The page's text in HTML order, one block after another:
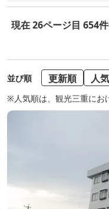
現在 26ページ目 654
並び順 更新順 人
※人気順は、観光三重にお